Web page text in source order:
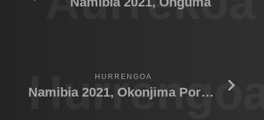
HURRENGOA
Namibia 2021, Okonjima Porcupine